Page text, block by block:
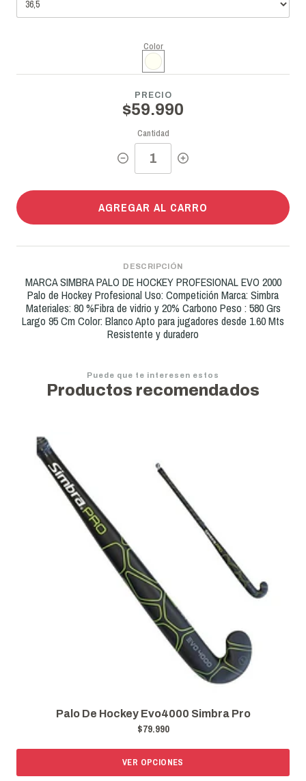
Color
PRECIO
$59.990
Cantidad
AGREGAR AL CARRO
DESCRIPCIÓN
MARCA SIMBRA PALO DE HOCKEY PROFESIONAL EVO 2000
Palo de Hockey Profesional Uso: Competición Marca: Simbra
Materiales: 80 %Fibra de vidrio y 20% Carbono Peso : 580 Grs
Largo 95 Cm Color: Blanco Apto para jugadores desde 1.60 Mts
Resistente y duradero
Puede que te interesen estos
Productos recomendados
Palo De Hockey Evo4000 Simbra Pro
$79.990
VER OPCIONES